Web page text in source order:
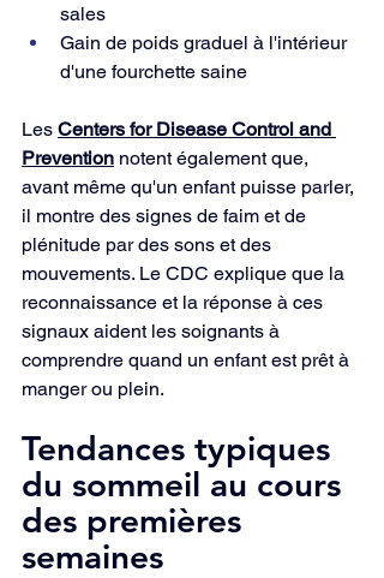
sales
Gain de poids graduel à l'intérieur
d'une fourchette saine
Les Centers for Disease Control and
Prevention notent également que,
avant même qu'un enfant puisse parler,
il montre des signes de faim et de
plénitude par des sons et des
mouvements. Le CDC explique que la
reconnaissance et la réponse à ces
signaux aident les soignants à
comprendre quand un enfant est prêt à
manger ou plein.
Tendances typiques
du sommeil au cours
des premières
semaines